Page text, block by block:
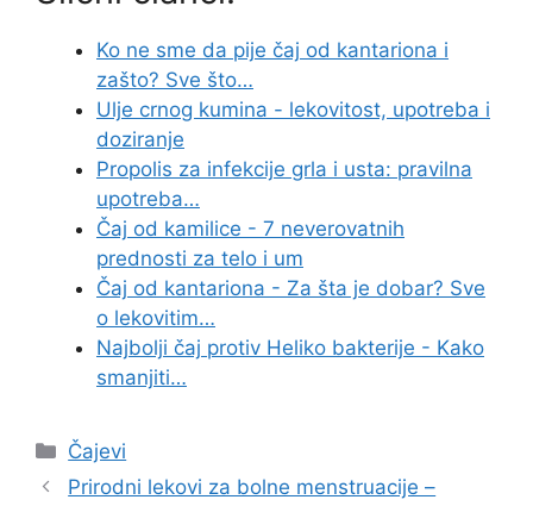
Ko ne sme da pije čaj od kantariona i
zašto? Sve što…
Ulje crnog kumina - lekovitost, upotreba i
doziranje
Propolis za infekcije grla i usta: pravilna
upotreba…
Čaj od kamilice - 7 neverovatnih
prednosti za telo i um
Čaj od kantariona - Za šta je dobar? Sve
o lekovitim…
Najbolji čaj protiv Heliko bakterije - Kako
smanjiti…
Categories
Čajevi
Prirodni lekovi za bolne menstruacije –